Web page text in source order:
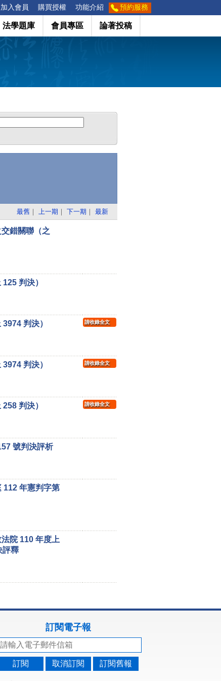
加入會員 購買授權 功能介紹 預約服務
法學題庫 會員專區 論著投稿
最舊 ｜ 上一期 ｜ 下一期 ｜ 最新
錯關聯（之
判決）
判決）
請收錄全文
判決）
請收錄全文
判決）
請收錄全文
號判決評析
112 年憲判字第
院 110 年度上
評釋
訂閱電子報
訂閱 取消訂閱 訂閱舊報